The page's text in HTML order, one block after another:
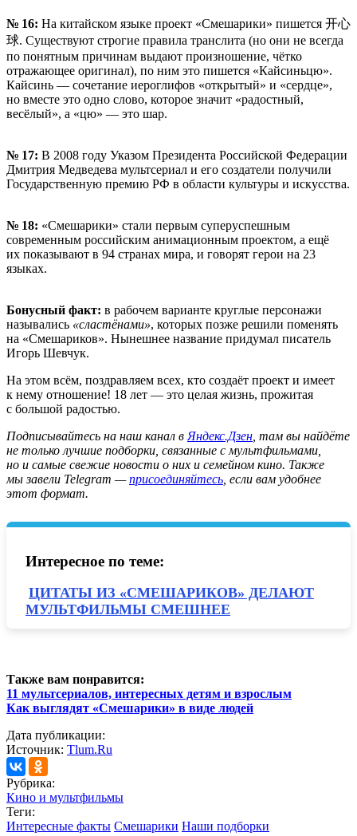
№ 16: На китайском языке проект «Смешарики» пишется 开心
球. Существуют строгие правила транслита (но они не всегда
по понятным причинам выдают произношение, чётко
отражающее оригинал), по ним это пишется «Кайсиньцю».
Кайсинь — сочетание иероглифов «открытый» и «сердце»,
но вместе это одно слово, которое значит «радостный,
весёлый», а «цю» — это шар.
№ 17: В 2008 году Указом Президента Российской Федерации
Дмитрия Медведева мультсериал и его создатели получили
Государственную премию РФ в области культуры и искусства.
№ 18: «Смешарики» стали первым суперуспешным
современным российским анимационным проектом, а ещё
их показывают в 94 странах мира, и говорят герои на 23
языках.
Бонусный факт: в рабочем варианте круглые персонажи
назывались «сластёнами», которых позже решили поменять
на «Смешариков». Нынешнее название придумал писатель
Игорь Шевчук.
На этом всём, поздравляем всех, кто создаёт проект и имеет
к нему отношение! 18 лет — это целая жизнь, прожитая
с большой радостью.
Подписывайтесь на наш канал в Яндекс.Дзен , там вы найдёте
не только лучшие подборки, связанные с мультфильмами,
но и самые свежие новости о них и семейном кино. Также
мы завели Telegram — присоединяйтесь , если вам удобнее
этот формат.
Интересное по теме:
ЦИТАТЫ ИЗ «СМЕШАРИКОВ» ДЕЛАЮТ
МУЛЬТФИЛЬМЫ СМЕШНЕЕ
Также вам понравится:
11 мультсериалов, интересных детям и взрослым
Как выглядят «Смешарики» в виде людей
Дата публикации:
Источник: Tlum.Ru
Рубрика:
Кино и мультфильмы
Теги:
Интересные факты Смешарики Наши подборки